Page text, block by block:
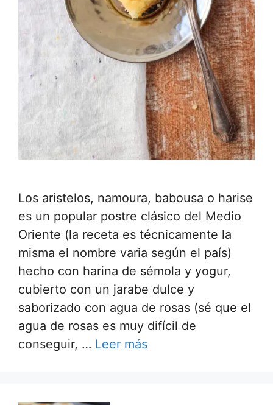
Los aristelos, namoura, babousa o harise
es un popular postre clásico del Medio
Oriente (la receta es técnicamente la
misma el nombre varia según el país)
hecho con harina de sémola y yogur,
cubierto con un jarabe dulce y
saborizado con agua de rosas (sé que el
agua de rosas es muy difícil de
conseguir, … Leer más